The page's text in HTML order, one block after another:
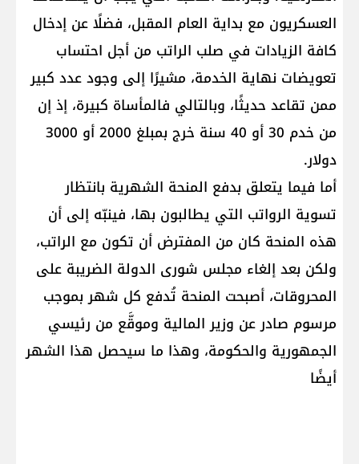
العسكريون مع بداية العام المقبل، فضلًا عن إدخال
كافة الزيادات في صلب الراتب من أجل احتساب
تعويضات نهاية الخدمة، مشيرًا إلى وجود عدد كبير
ممن تقاعد حديثًا، وبالتالي فالمأساة كبيرة، إذ إن
من خدم 30 أو 40 سنة خرج بمبلغ 2000 أو 3000
دولار.
أما فيما يتعلق بدفع المنحة الشهرية بانتظار
تسوية الرواتب التي يطالبون بها، فينبّه إلى أن
هذه المنحة كان من المفترض أن تكون مع الراتب،
ولكن بعد إلغاء مجلس شورى الدولة الضريبة على
المحروقات، أصبحت المنحة تُدفع كل شهر بموجب
مرسوم صادر عن وزير المالية وموقَّع من رئيسي
الجمهورية والحكومة، وهذا ما سيحصل هذا الشهر
أيضًا